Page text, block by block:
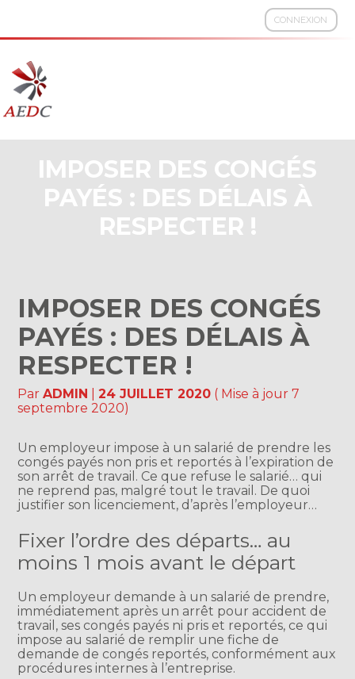
CONNEXION
Aller
au
IMPOSER DES CONGÉS
PAYÉS : DES DÉLAIS À
RESPECTER !
IMPOSER DES CONGÉS
PAYÉS : DES DÉLAIS À
RESPECTER !
ParADMIN |24 JUILLET 2020 ( Mise à jour 7
septembre 2020)
Un employeur impose à un salarié de prendre les
congés payés non pris et reportés à l’expiration de
son arrêt de travail. Ce que refuse le salarié… qui
ne reprend pas, malgré tout le travail. De quoi
justifier son licenciement, d’après l’employeur…
Fixer l’ordre des départs… au
moins 1 mois avant le départ
Un employeur demande à un salarié de prendre,
immédiatement après un arrêt pour accident de
travail, ses congés payés ni pris et reportés, ce qui
impose au salarié de remplir une fiche de
demande de congés reportés, conformément aux
procédures internes à l’entreprise.